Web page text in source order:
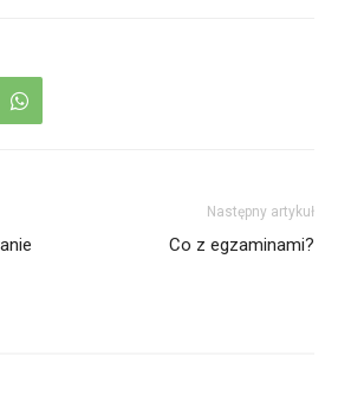
Następny artykuł
Co z egzaminami?